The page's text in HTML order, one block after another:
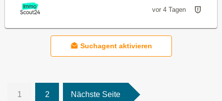
vor 4 Tagen
Suchagent aktivieren
1 2 Nächste Seite